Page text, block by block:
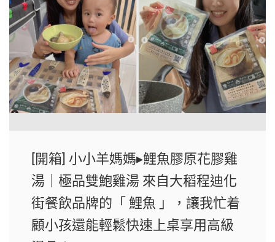
[開箱] 小小羊媽媽▸鯉魚膠原花膠雞
湯｜極品雙鮑雞湯 來自大稻程迪化
街餐飲品牌的「 鯉魚 」，讓我忙着
顧小孩還能輕鬆快速上桌享用高級